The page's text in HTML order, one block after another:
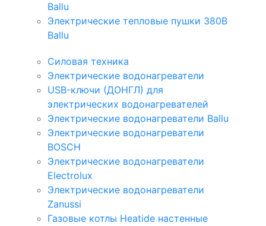
Ballu
Электрические тепловые пушки 380В
Ballu
Силовая техника
Электрические водонагреватели
USB-ключи (ДОНГЛ) для
электрических водонагревателей
Электрические водонагреватели Ballu
Электрические водонагреватели
BOSCH
Электрические водонагреватели
Electrolux
Электрические водонагреватели
Zanussi
Газовые котлы Heatide настенные